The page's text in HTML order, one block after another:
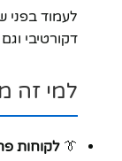
לעמוד בפני
דקורטיבי
למי זה
👔 לקוחות